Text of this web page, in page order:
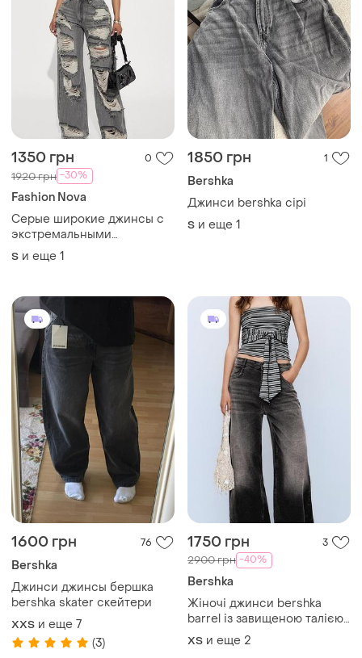
1350 грн 0
1920 грн -30%
Fashion Nova
Серые широкие джинсы с
экстремальными
рваностями
S и еще 1
1850 грн 1
Bershka
Джинси bershka сірі
S и еще 1
1600 грн 76
Bershka
Джинси джинсы бершка
bershka skater скейтери
XХS и еще 7
(3)
1750 грн 3
2900 грн -40%
Bershka
Жіночі джинси bershka
barrel із завищеною талією,
бершка джинси, беггі
джинси, баггі джинси, чорні
XS и еще 2